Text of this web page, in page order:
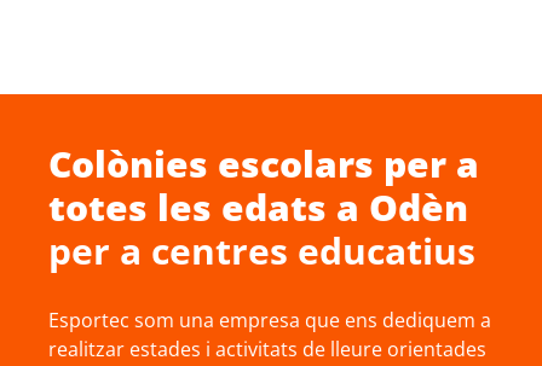
Colònies escolars per a
totes les edats a Odèn
per a centres educatius
Esportec som una empresa que ens dediquem a
realitzar estades i activitats de lleure orientades